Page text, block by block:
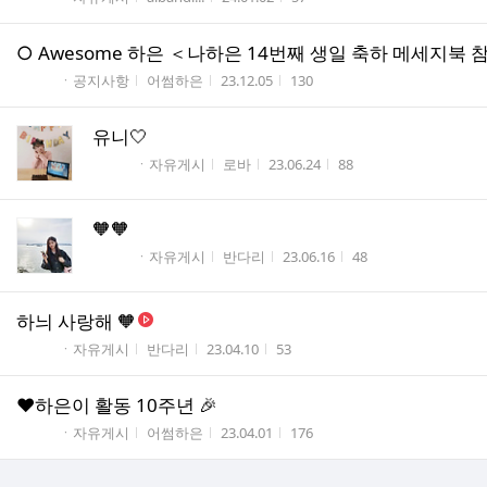
○ Awesome 하은 ＜나하은 14번째 생일 축하 메세지북
게시판명
ㆍ공지사항 작성자
어썸하은 작성시간
23.12.05 조회수
130
유니🤍
게시판명
ㆍ자유게시 작성자
로바 작성시간
23.06.24 조회수
88
🧡🧡
게시판명
ㆍ자유게시 작성자
반다리 작성시간
23.06.16 조회수
48
하늬 사랑해 🧡
게시판명
ㆍ자유게시 작성자
반다리 작성시간
23.04.10 조회수
53
♥️하은이 활동 10주년 🎉
게시판명
ㆍ자유게시 작성자
어썸하은 작성시간
23.04.01 조회수
176